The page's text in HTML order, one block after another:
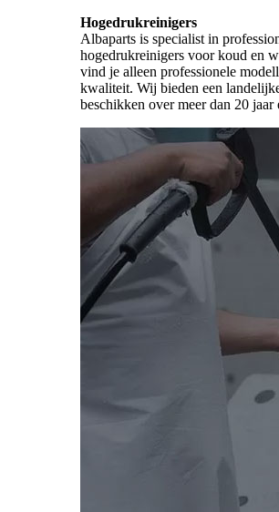
Hogedrukreinigers
Albaparts is specialist in
hogedrukreinigers voor koud en
vind je alleen professionele
kwaliteit. Wij bieden een
beschikken over meer dan 20 jaar